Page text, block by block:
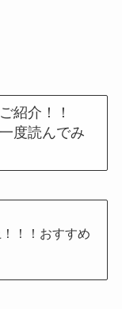
紹介！！
度読んでみ
！！おすすめ